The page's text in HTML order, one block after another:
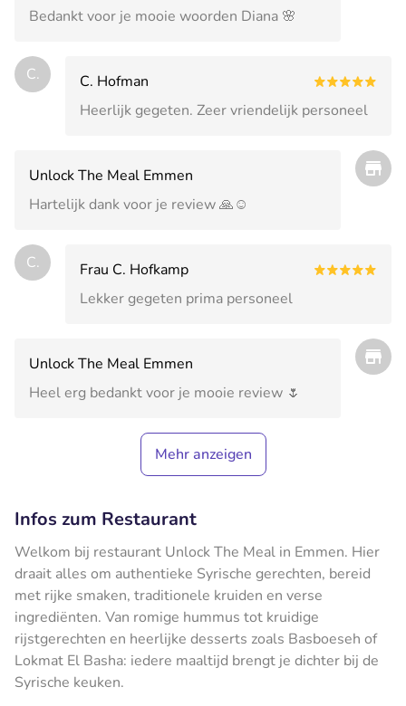
Bedankt voor je mooie woorden Diana 🌸
C.
C. Hofman
Heerlijk gegeten. Zeer vriendelijk personeel
Unlock The Meal Emmen
Hartelijk dank voor je review 🙏☺️
C.
Frau C. Hofkamp
Lekker gegeten prima personeel
Unlock The Meal Emmen
Heel erg bedankt voor je mooie review 🌷
Mehr anzeigen
Infos zum Restaurant
Welkom bij restaurant Unlock The Meal in Emmen. Hier
draait alles om authentieke Syrische gerechten, bereid
met rijke smaken, traditionele kruiden en verse
ingrediënten. Van romige hummus tot kruidige
rijstgerechten en heerlijke desserts zoals Basboeseh of
Lokmat El Basha: iedere maaltijd brengt je dichter bij de
Syrische keuken.